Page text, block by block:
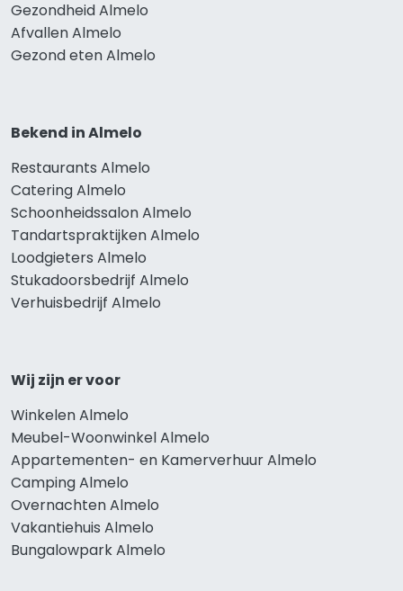
Gezondheid Almelo
Afvallen Almelo
Gezond eten Almelo
Bekend in Almelo
Restaurants Almelo
Catering Almelo
Schoonheidssalon Almelo
Tandartspraktijken Almelo
Loodgieters Almelo
Stukadoorsbedrijf Almelo
Verhuisbedrijf Almelo
Wij zijn er voor
Winkelen Almelo
Meubel-Woonwinkel Almelo
Appartementen- en Kamerverhuur Almelo
Camping Almelo
Overnachten Almelo
Vakantiehuis Almelo
Bungalowpark Almelo